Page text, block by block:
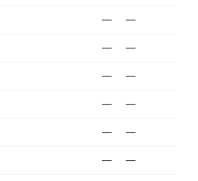
— —
— —
— —
— —
— —
— —